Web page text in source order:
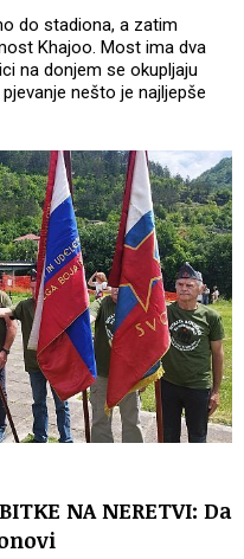
do stadiona, a zatim
Khajoo. Most ima dva
na donjem se okupljaju
nešto je najljepše
NA NERETVI: Da